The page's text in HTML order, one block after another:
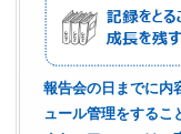
報告会の日までに内
ュール管理をするこ